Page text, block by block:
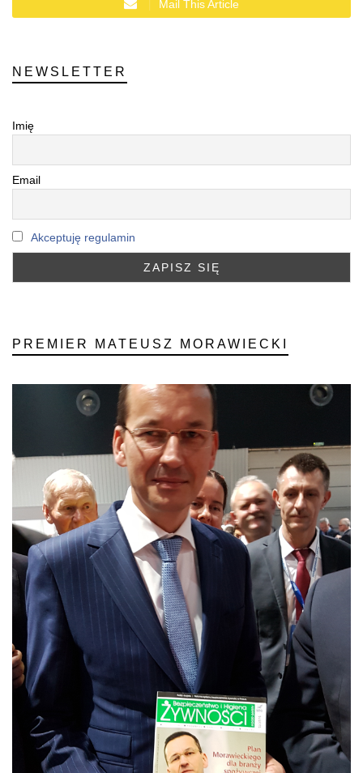
Mail This Article
NEWSLETTER
Imię
Email
Akceptuję regulamin
PREMIER MATEUSZ MORAWIECKI